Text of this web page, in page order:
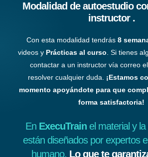
Modalidad de autoestudio
instructor .
Con esta modalidad tendrás8
videos y Prácticas al curso. Si tienes
contactar a un instructor vía correo
resolver cualquier duda. ¡Estamos
momento apoyándote para que
forma satisfactoria!
En ExecuTrain el material y
están diseñados por expertos
humano. Lo que te